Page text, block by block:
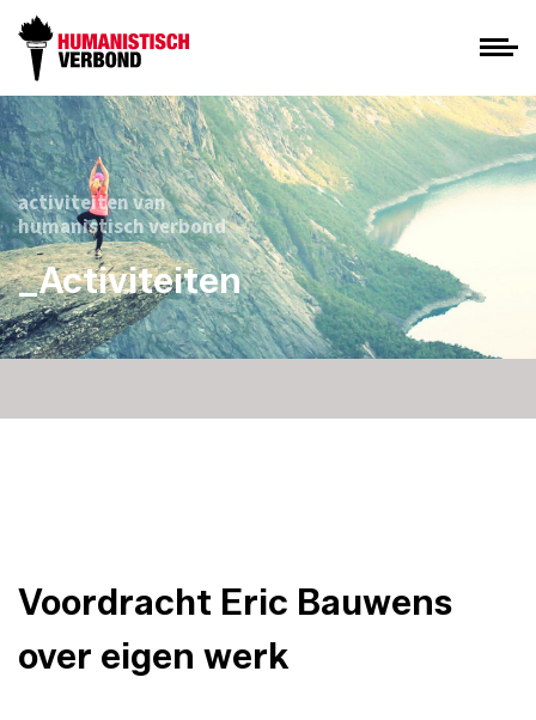
activiteiten van
humanistisch verbond
_Activiteiten
Voordracht Eric Bauwens
over eigen werk